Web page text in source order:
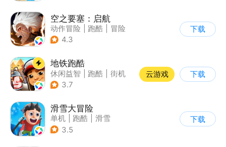
空之要塞：启航
动作冒险 跑酷
冒险
| 剧情
4.3
下载
地铁跑酷
休闲益智 跑酷
街机
| 创梦天地
3.7
云游戏 下载
滑雪大冒险
单机 跑酷
滑雪
| 游道易
3.5
下载